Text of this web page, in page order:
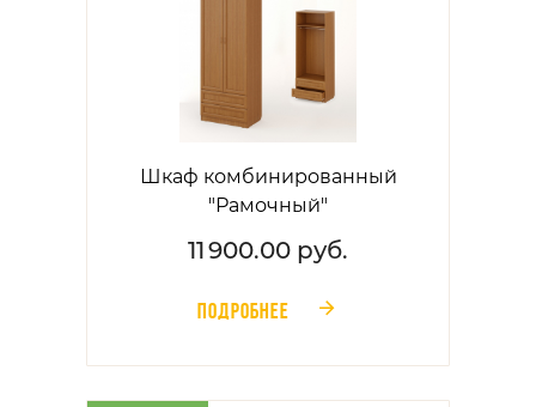
Шкаф комбинированный
"Рамочный"
11 900.00 руб.
ПОДРОБНЕЕ 󰁔